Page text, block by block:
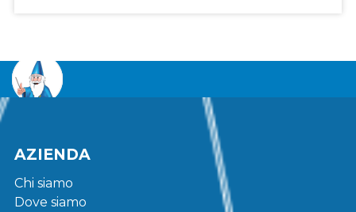
AZIENDA
Chi siamo
Dove siamo